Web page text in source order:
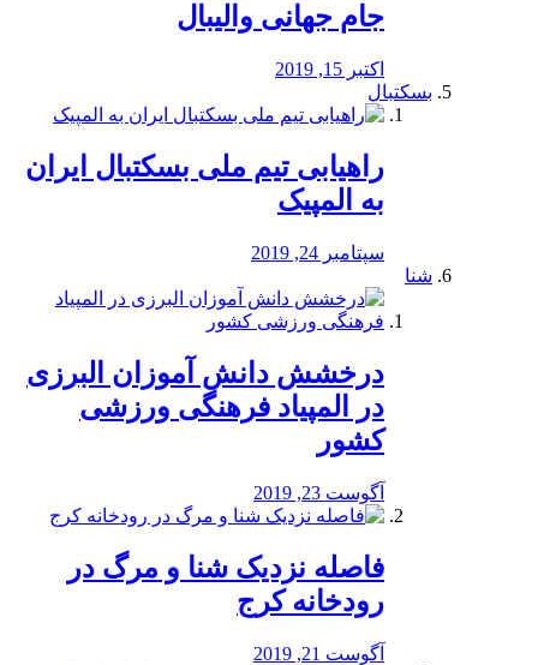
جام جهانی والیبال
اکتبر 15, 2019
بسکتبال
راهیابی تیم ملی بسکتبال ایران
به المپیک
سپتامبر 24, 2019
شنا
درخشش دانش آموزان البرزی
در المپیاد فرهنگی ورزشی
کشور
آگوست 23, 2019
️فاصله نزدیک شنا و مرگ در
رودخانه کرج
آگوست 21, 2019